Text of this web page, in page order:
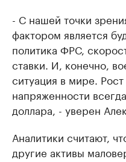
- С нашей точки
фактором является
политика ФРС,
ставки. И, конечно,
ситуация в мире.
напряженности
доллара, - уверен
Аналитики считают,
другие активы